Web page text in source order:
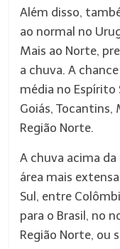
Além disso,
ao normal no
Mais ao Norte,
a chuva. A
média no Espírito
Goiás, Tocantins,
Região Norte.
A chuva acima
área mais
Sul, entre
para o Brasil, no
Região Norte, ou